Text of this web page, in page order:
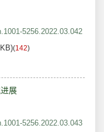
5256.2022.03.042
(142)
展
5256.2022.03.043